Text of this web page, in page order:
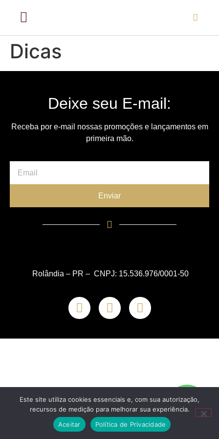
Dicas
Deixe seu E-mail:
Receba por e-mail nossas promoções e lançamentos em
primeira mão.
Enviar
Rolândia – PR – CNPJ: 15.536.976/0001-50
Este site utiliza cookies essenciais e, com sua autorização,
recursos de medição para melhorar sua experiência.
Aceitar
Política de Privacidade